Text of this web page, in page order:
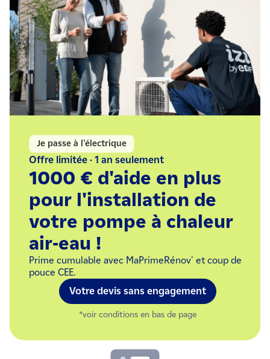
isolation des murs
2026
module offert
les suivants
isolation des murs par
d’une pompe à chaleur
J'en profite !
en bas de page
1000 €
pour
votre
Prime cumulable